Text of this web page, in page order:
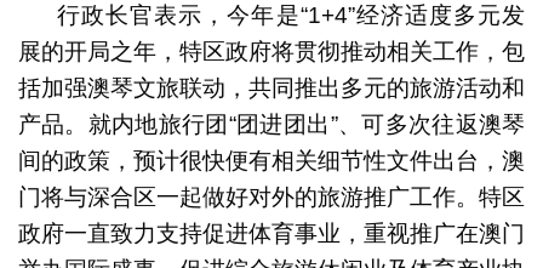
行政长官表示，今年是“1+4”经济适度多元发
展的开局之年，特区政府将贯彻推动相关工作，包
括加强澳琴文旅联动，共同推出多元的旅游活动和
产品。就内地旅行团“团进团出”、可多次往返澳琴
间的政策，预计很快便有相关细节性文件出台，澳
门将与深合区一起做好对外的旅游推广工作。特区
政府一直致力支持促进体育事业，重视推广在澳门